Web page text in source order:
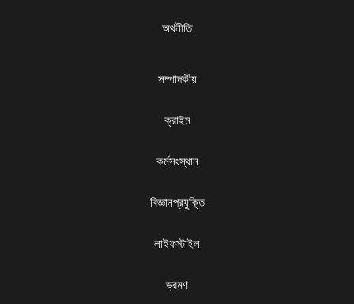
অর্থনীতি
সম্পাদকীয়
ক্রাইম
কর্মসংস্থান
বিজ্ঞানপ্রযুক্তি
লাইফস্টাইল
ভ্রমণ